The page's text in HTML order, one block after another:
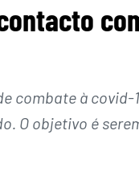
combate à covid-
O objetivo é